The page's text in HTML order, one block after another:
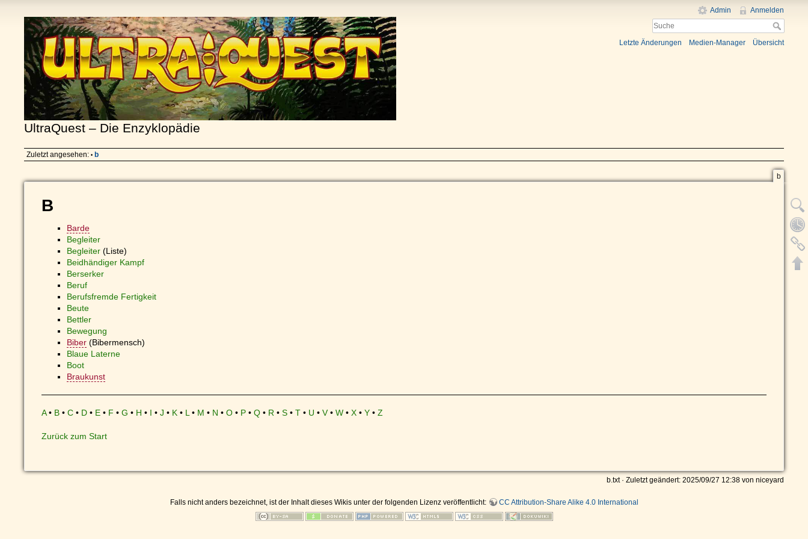
UltraQuest – Die Enzyklopädie
Admin Anmelden
Letzte Änderungen Medien-Manager Übersicht
Zuletzt angesehen: • b
b
B
Barde
Begleiter
Begleiter (Liste)
Beidhändiger Kampf
Berserker
Beruf
Berufsfremde Fertigkeit
Beute
Bettler
Bewegung
Biber (Bibermensch)
Blaue Laterne
Boot
Braukunst
A• B • C • D • E • F • G • H • I • J • K • L • M • N • O • P • Q • R • S • T • U • V • W • X • Y • Z
Zurück zum Start
b.txt· Zuletzt geändert: 2025/09/27 12:38 von niceyard
Falls nicht anders bezeichnet, ist der Inhalt dieses Wikis unter der folgenden Lizenz veröffentlicht: CC Attribution-Share Alike 4.0 International